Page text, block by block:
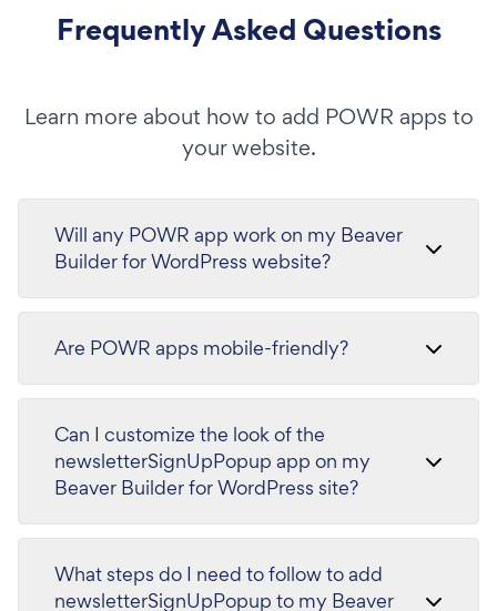
Frequently Asked Questions
Learn more about how to add POWR apps to
your website.
Will any POWR app work on my Beaver
Builder for WordPress website?
Are POWR apps mobile-friendly?
Can I customize the look of the
newsletterSignUpPopup app on my
Beaver Builder for WordPress site?
What steps do I need to follow to add
newsletterSignUpPopup to my Beaver